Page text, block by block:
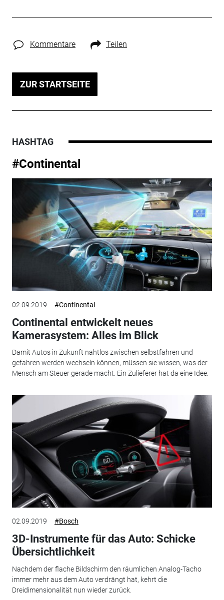
Kommentare Teilen
ZUR STARTSEITE
HASHTAG
#Continental
02.09.2019 #Continental
Continental entwickelt neues
Kamerasystem: Alles im Blick
Damit Autos in Zukunft nahtlos zwischen selbstfahren und
gefahren werden wechseln können, müssen sie wissen, was der
Mensch am Steuer gerade macht. Ein Zulieferer hat da eine Idee.
02.09.2019 #Bosch
3D-Instrumente für das Auto: Schicke
Übersichtlichkeit
Nachdem der flache Bildschirm den räumlichen Analog-Tacho
immer mehr aus dem Auto verdrängt hat, kehrt die
Dreidimensionalität nun wieder zurück.